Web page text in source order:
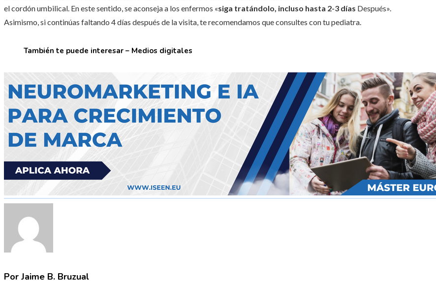
el cordón umbilical. En este sentido, se aconseja a los enfermos «siga tratándolo, incluso hasta 2-3 días Después».
Asimismo, si continúas faltando 4 días después de la visita, te recomendamos que consultes con tu pediatra.
También te puede interesar – Medios digitales
Por Jaime B. Bruzual